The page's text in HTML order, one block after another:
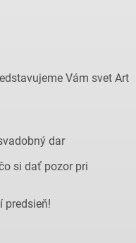
Vám svet Art
dar
si dať pozor pri
predsieň!